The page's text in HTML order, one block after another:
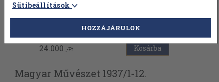
Vissza az előző oldalra
24.000 ,-Ft Kosárba
Magyar Művészet 1937/1-12.
Sütibeállítások
HOZZÁJÁRULOK